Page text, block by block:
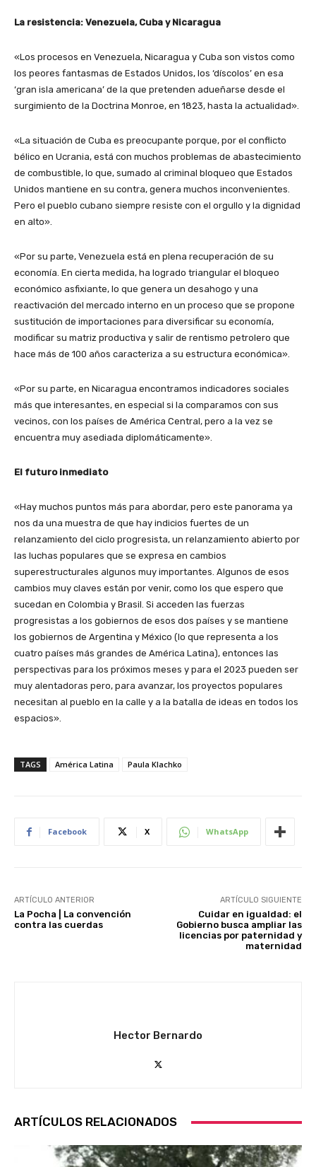
La resistencia: Venezuela, Cuba y Nicaragua
«Los procesos en Venezuela, Nicaragua y Cuba son vistos como
los peores fantasmas de Estados Unidos, los ‘díscolos’ en esa
‘gran isla americana’ de la que pretenden adueñarse desde el
surgimiento de la Doctrina Monroe, en 1823, hasta la actualidad».
«La situación de Cuba es preocupante porque, por el conflicto
bélico en Ucrania, está con muchos problemas de abastecimiento
de combustible, lo que, sumado al criminal bloqueo que Estados
Unidos mantiene en su contra, genera muchos inconvenientes.
Pero el pueblo cubano siempre resiste con el orgullo y la dignidad
en alto».
«Por su parte, Venezuela está en plena recuperación de su
economía. En cierta medida, ha logrado triangular el bloqueo
económico asfixiante, lo que genera un desahogo y una
reactivación del mercado interno en un proceso que se propone
sustitución de importaciones para diversificar su economía,
modificar su matriz productiva y salir de rentismo petrolero que
hace más de 100 años caracteriza a su estructura económica».
«Por su parte, en Nicaragua encontramos indicadores sociales
más que interesantes, en especial si la comparamos con sus
vecinos, con los países de América Central, pero a la vez se
encuentra muy asediada diplomáticamente».
El futuro inmediato
«Hay muchos puntos más para abordar, pero este panorama ya
nos da una muestra de que hay indicios fuertes de un
relanzamiento del ciclo progresista, un relanzamiento abierto por
las luchas populares que se expresa en cambios
superestructurales algunos muy importantes. Algunos de esos
cambios muy claves están por venir, como los que espero que
sucedan en Colombia y Brasil. Si acceden las fuerzas
progresistas a los gobiernos de esos dos países y se mantiene
los gobiernos de Argentina y México (lo que representa a los
cuatro países más grandes de América Latina), entonces las
perspectivas para los próximos meses y para el 2023 pueden ser
muy alentadoras pero, para avanzar, los proyectos populares
necesitan al pueblo en la calle y a la batalla de ideas en todos los
espacios».
TAGS América Latina Paula Klachko
Facebook X WhatsApp
ARTÍCULO ANTERIOR
La Pocha | La convención
contra las cuerdas
ARTÍCULO SIGUIENTE
Cuidar en igualdad: el
Gobierno busca ampliar las
licencias por paternidad y
maternidad
Hector Bernardo
ARTÍCULOS RELACIONADOS